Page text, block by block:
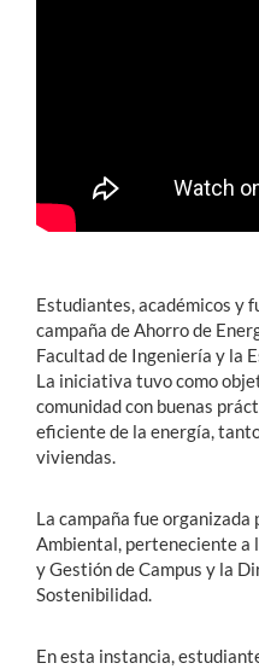
Alumni
English
Estudiantes, académicos y
campaña de Ahorro de
Facultad de Ingeniería y la
La iniciativa tuvo como
comunidad con buenas
eficiente de la energía,
viviendas.
La campaña fue
Ambiental, perteneciente
y Gestión de Campus y la
Sostenibilidad.
En esta instancia,